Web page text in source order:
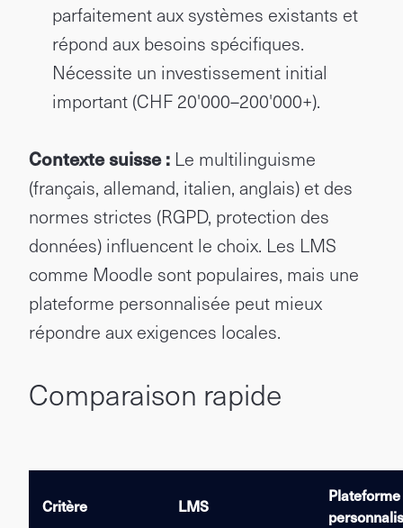
parfaitement aux systèmes existants et
répond aux besoins spécifiques.
Nécessite un investissement initial
important (CHF 20'000–200'000+).
Contexte suisse : Le multilinguisme
(français, allemand, italien, anglais) et des
normes strictes (RGPD, protection des
données) influencent le choix. Les LMS
comme Moodle sont populaires, mais une
plateforme personnalisée peut mieux
répondre aux exigences locales.
Comparaison rapide
Critère LMS
Plateforme